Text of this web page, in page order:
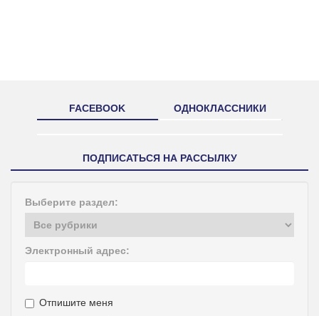
FACEBOOK ОДНОКЛАССНИКИ
ПОДПИСАТЬСЯ НА РАССЫЛКУ
Выберите раздел:
Электронный адрес:
Отпишите меня